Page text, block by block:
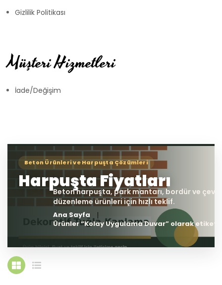
Gizlilik Politikası
Müşteri Hizmetleri
İade/Değişim
Ana Sayfa
Ürünler “Kolay Uygulama Duvar” olarak